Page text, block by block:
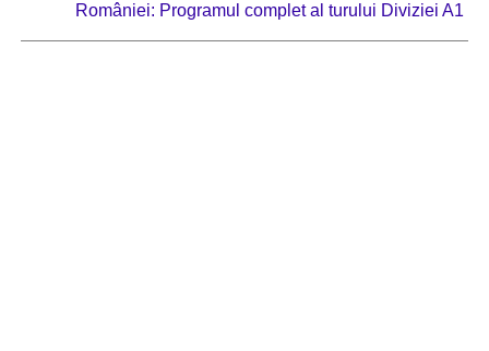
României: Programul complet al turului Diviziei A1